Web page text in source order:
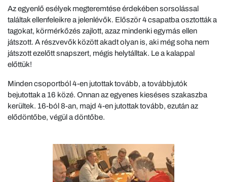
Az egyenlő esélyek megteremtése érdekében sorsolással
találtak ellenfeleikre a jelenlévők. Először 4 csapatba osztották a
tagokat, körmérkőzés zajlott, azaz mindenki egymás ellen
játszott. A részvevők között akadt olyan is, aki még soha nem
játszott ezelőtt snapszert, mégis helytálltak. Le a kalappal
előttük!
Minden csoportból 4-en jutottak tovább, a továbbjutók
bejutottak a 16 közé. Onnan az egyenes kieséses szakaszba
kerültek. 16-ból 8-an, majd 4-en jutottak tovább, ezután az
elődöntőbe, végül a döntőbe.